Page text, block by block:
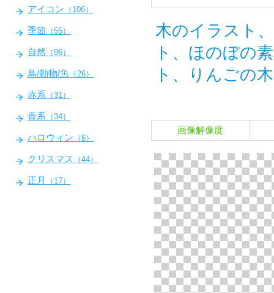
木のイラスト
ト、ほのぼの
ト、りんごの
画像解像度
アイコン （106）
季節 （55）
自然 （96）
鳥/動物/魚 （26）
赤系 （31）
青系 （34）
ハロウィン （6）
クリスマス （44）
正月 （17）